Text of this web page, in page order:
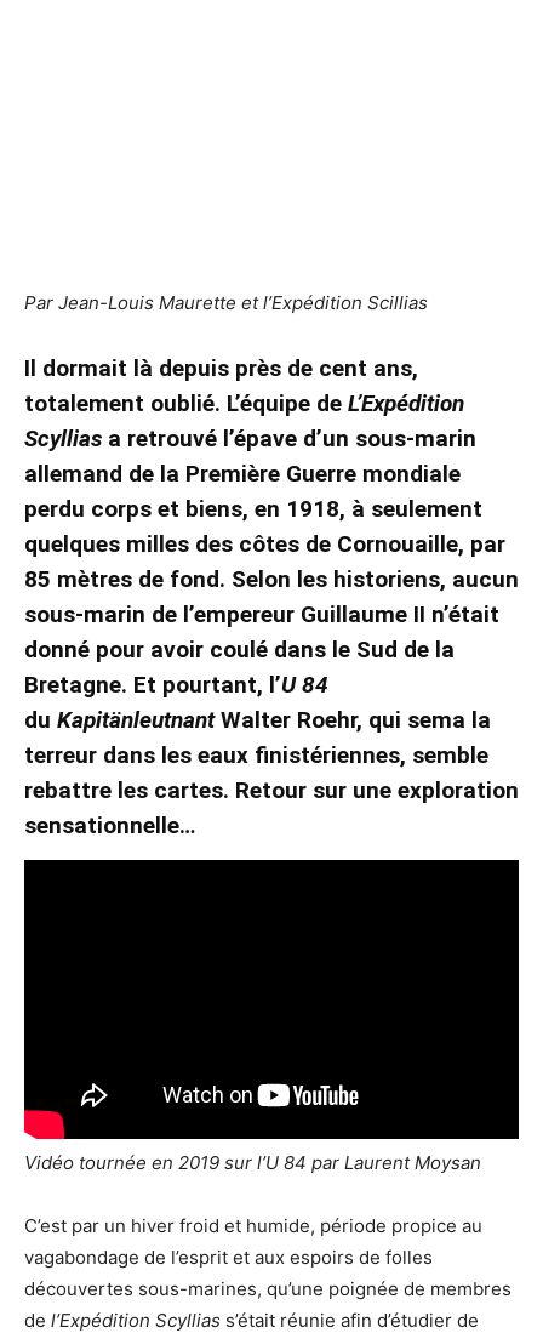
Par Jean-Louis Maurette et l’Expédition Scillias
Il dormait là depuis près de cent ans,
totalement oublié. L’équipe de L’Expédition
Scyllias a retrouvé l’épave d’un sous-marin
allemand de la Première Guerre mondiale
perdu corps et biens, en 1918, à seulement
quelques milles des côtes de Cornouaille, par
85 mètres de fond. Selon les historiens, aucun
sous-marin de l’empereur Guillaume II n’était
donné pour avoir coulé dans le Sud de la
Bretagne. Et pourtant, l’U 84
du KapitänleutnantWalter Roehr, qui sema la
terreur dans les eaux finistériennes, semble
rebattre les cartes. Retour sur une exploration
sensationnelle…
Vidéo tournée en 2019 sur l’U 84 par Laurent Moysan
C’est par un hiver froid et humide, période propice au
vagabondage de l’esprit et aux espoirs de folles
découvertes sous-marines, qu’une poignée de membres
de l’Expédition Scyllias s’était réunie afin d’étudier de